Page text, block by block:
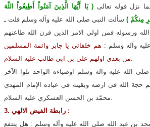
نزل قوله تعالى ( يَا أَيُّهَا الَّذِينَ آمَنُواْ أَطِيعُواْ اللّهَ
مِنكُمْ ) سألت النبي صلى الله عليه وآله وسلم قلت ـ
ورسوله فمن اولي الامر الذين قرن الله طاعتهم
وآله وسلم : هم خلفائي يا جابر وائمة المسلمين
من بعدي
الله عليه وآله وسلم اوصياءه الواحد تلوا الآخر
حجة الله في ارضه وبقيته في عباده الإمام المهدي
3. رابطة الفيض الالهي :
بن عبد الله صلى الله عليه وآله وسلم : هل ينتفع